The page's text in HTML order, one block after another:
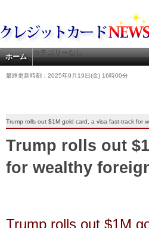
ホーム カテゴリーなし
最終更新時刻：2025年9月19日(金) 16時00分
Trump rolls out $1M gold card, a visa fast-track for
Trump rolls out
for wealthy
Trump rolls out $1M